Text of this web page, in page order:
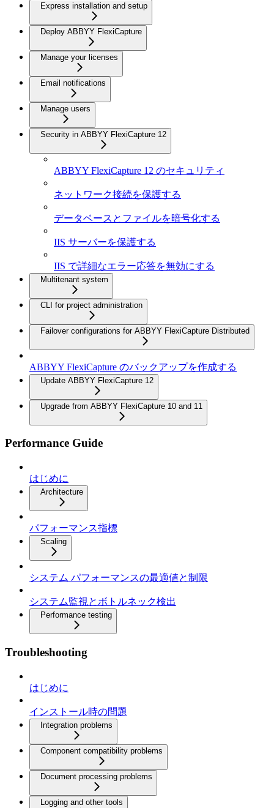
Express installation and setup
Deploy ABBYY FlexiCapture
Manage your licenses
Email notifications
Manage users
Security in ABBYY FlexiCapture 12
ABBYY FlexiCapture 12 のセキュリティ
ネットワーク接続を保護する
データベースとファイルを暗号化する
IIS サーバーを保護する
IIS で詳細なエラー応答を無効にする
Multitenant system
CLI for project administration
Failover configurations for ABBYY FlexiCapture Distributed
ABBYY FlexiCapture のバックアップを作成する
Update ABBYY FlexiCapture 12
Upgrade from ABBYY FlexiCapture 10 and 11
Performance Guide
はじめに
Architecture
パフォーマンス指標
Scaling
システム パフォーマンスの最適値と制限
システム監視とボトルネック検出
Performance testing
Troubleshooting
はじめに
インストール時の問題
Integration problems
Component compatibility problems
Document processing problems
Logging and other tools